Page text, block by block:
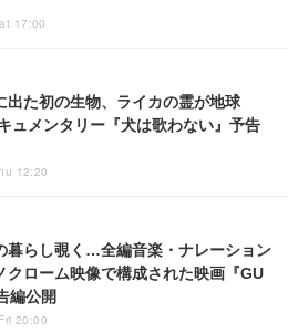
17:00
出た初の生物、ライカの霊が地球
ュメンタリー『犬は歌わない』予告
12:20
暮らし覗く…全編音楽・ナレーション
クローム映像で構成された映画『GU
編公開
20:00